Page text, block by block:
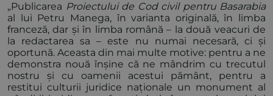
„Publicarea Proiectului de Cod civil pentru Basarabia
al lui Petru Manega, în varianta originală, în limba
franceză, dar și în limba română – la două veacuri de
la redactarea sa – este nu numai necesară, ci și
oportună. Aceasta din mai multe motive: pentru a ne
demonstra nouă înșine că ne mândrim cu trecutul
nostru și cu oamenii acestui pământ, pentru a
restitui culturii juridice naționale un monument al